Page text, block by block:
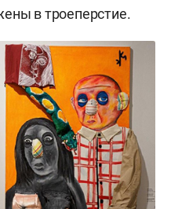
в троеперстие.